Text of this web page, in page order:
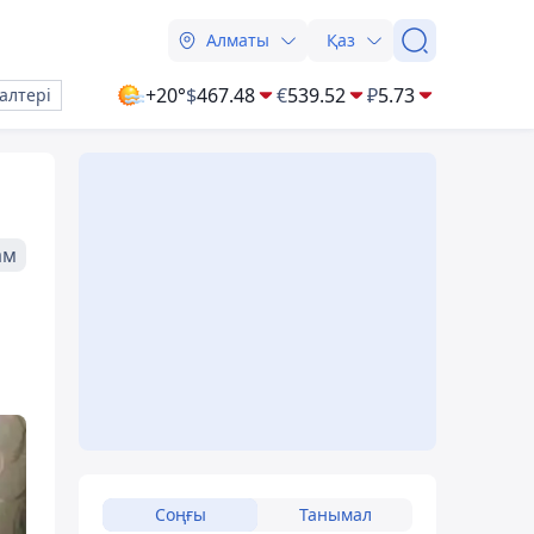
Алматы Қаз
+20°$467.48 €539.52 ₽5.73
Соңғы Танымал